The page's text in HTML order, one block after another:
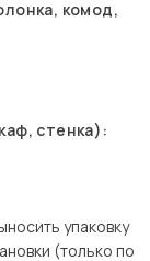
комод,
стенка):
упаковку
(только по